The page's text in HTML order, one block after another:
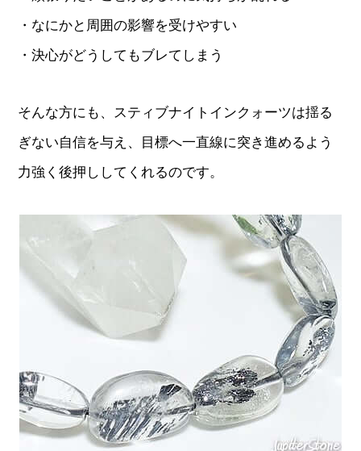
・なにかと周囲の影響を受けやすい
・決心がどうしてもブレてしまう
そんな方にも、スティブナイトインクォーツは揺る
ぎない自信を与え、目標へ一直線に突き進めるよう
力強く後押ししてくれるのです。